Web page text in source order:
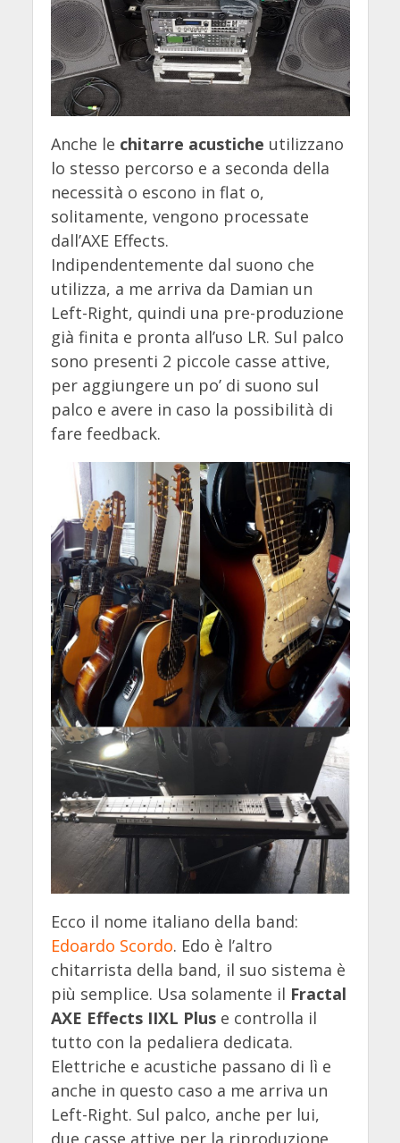
Anche le chitarre acustiche utilizzano
lo stesso percorso e a seconda della
necessità o escono in flat o,
solitamente, vengono processate
dall’AXE Effects.
Indipendentemente dal suono che
utilizza, a me arriva da Damian un
Left-Right, quindi una pre-produzione
già finita e pronta all’uso LR. Sul palco
sono presenti 2 piccole casse attive,
per aggiungere un po’ di suono sul
palco e avere in caso la possibilità di
fare feedback.
Ecco il nome italiano della band:
Edoardo Scordo. Edo è l’altro
chitarrista della band, il suo sistema è
più semplice. Usa solamente il Fractal
AXE Effects IIXL Pluse controlla il
tutto con la pedaliera dedicata.
Elettriche e acustiche passano di lì e
anche in questo caso a me arriva un
Left-Right. Sul palco, anche per lui,
due casse attive per la riproduzione